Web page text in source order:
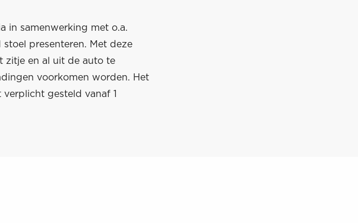
in samenwerking met o.a.
presenteren. Met deze
zitje en al uit de auto te
voorkomen worden. Het
gesteld vanaf 1